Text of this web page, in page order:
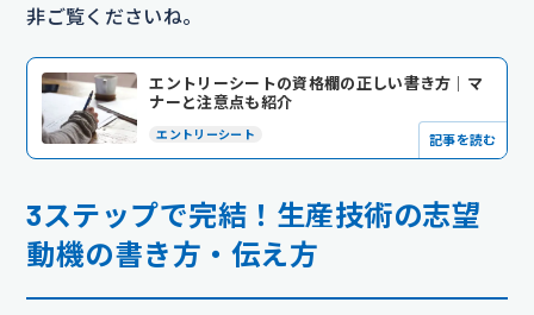
非ご覧くださいね。
エントリーシートの資格欄の正しい書き方｜マ
ナーと注意点も紹介
エントリーシート 記事を読む
3ステップで完結！生産技術の志望
動機の書き方・伝え方